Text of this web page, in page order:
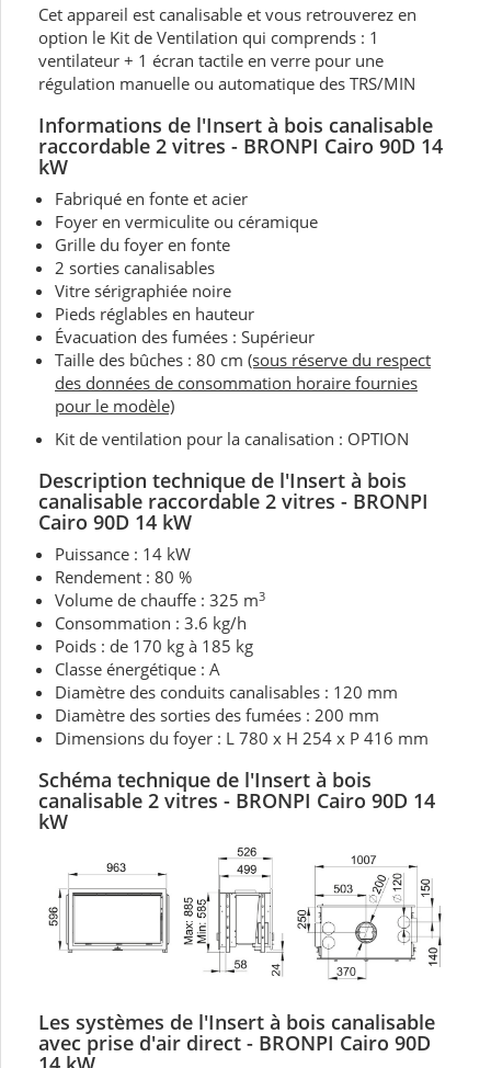
Cet appareil est canalisable et vous retrouverez en
option le Kit de Ventilation qui comprends : 1
ventilateur + 1 écran tactile en verre pour une
régulation manuelle ou automatique des TRS/MIN
Informations de l'Insert à bois canalisable
raccordable 2 vitres - BRONPI Cairo 90D 14
kW
Fabriqué en fonte et acier
Foyer en vermiculite ou céramique
Grille du foyer en fonte
2 sorties canalisables
Vitre sérigraphiée noire
Pieds réglables en hauteur
Évacuation des fumées : Supérieur
Taille des bûches : 80 cm (sous réserve du respect
des données de consommation horaire fournies
pour le modèle)
Kit de ventilation pour la canalisation : OPTION
Description technique de l'Insert à bois
canalisable raccordable 2 vitres - BRONPI
Cairo 90D 14 kW
Puissance : 14 kW
Rendement : 80 %
Volume de chauffe : 325 m3
Consommation : 3.6 kg/h
Poids : de 170 kg à 185 kg
Classe énergétique : A
Diamètre des conduits canalisables : 120 mm
Diamètre des sorties des fumées : 200 mm
Dimensions du foyer : L 780 x H 254 x P 416 mm
Schéma technique de l'Insert à bois
canalisable 2 vitres - BRONPI Cairo 90D 14
kW
Les systèmes de l'Insert à bois canalisable
avec prise d'air direct - BRONPI Cairo 90D